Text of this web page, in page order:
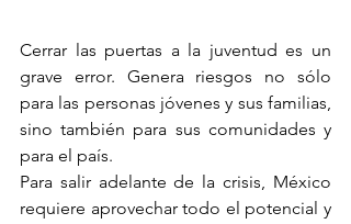
Cerrar las puertas a la juventud es un
grave error. Genera riesgos no sólo
para las personas jóvenes y sus familias,
sino también para sus comunidades y
para el país.
Para salir adelante de la crisis, México
requiere aprovechar todo el potencial y